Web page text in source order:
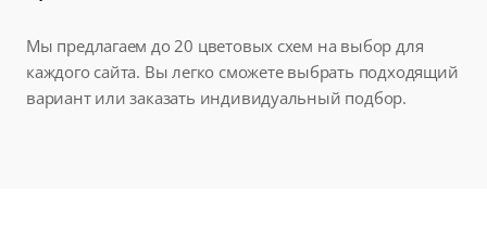
Мы предлагаем до 20 цветовых схем на выбор для
каждого сайта. Вы легко сможете выбрать подходящий
вариант или заказать индивидуальный подбор.